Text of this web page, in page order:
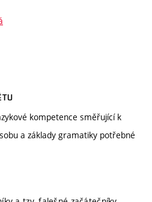
kompetence směřující k
a základy gramatiky potřebné